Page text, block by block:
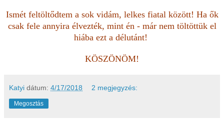
Ismét feltöltődtem a sok vidám, lelkes fiatal között! Ha ők
csak fele annyira élvezték, mint én - már nem töltöttük el
hiába ezt a délutánt!
KÖSZÖNÖM!
Katyi dátum: 4/17/2018 2 megjegyzés:
Megosztás